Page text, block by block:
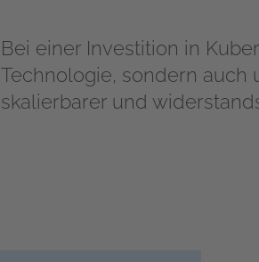
Bei einer Investition in
Technologie, sondern auch
skalierbarer und